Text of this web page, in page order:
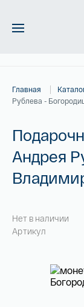
Слитки
Новинки
Скидки
Магазин
На связи с
Главная
Рублева -
Андрея
Нет в наличии
Артикул